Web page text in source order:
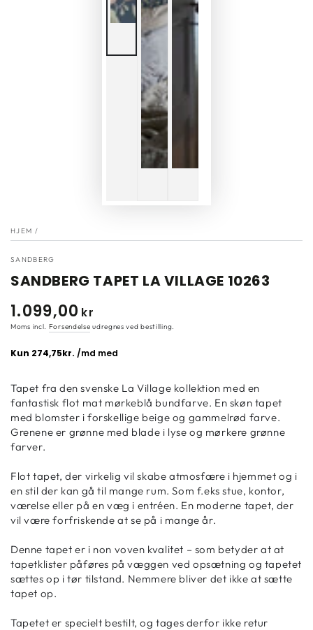
HJEM /
SANDBERG
SANDBERG TAPET LA VILLAGE 10263
Normal
pris
1.099,00 kr
Moms incl. Forsendelse udregnes ved bestilling.
Tapet fra den svenske La Village kollektion med en
fantastisk flot mat mørkeblå bundfarve. En skøn tapet
med blomster i forskellige beige og gammelrød farve.
Grenene er grønne med blade i lyse og mørkere grønne
farver.
Flot tapet, der virkelig vil skabe atmosfære i hjemmet og i
en stil der kan gå til mange rum. Som f.eks stue, kontor,
værelse eller på en væg i entréen. En moderne tapet, der
vil være forfriskende at se på i mange år.
Denne tapet er i non voven kvalitet – som betyder at at
tapetklister påføres på væggen ved opsætning og tapetet
sættes op i tør tilstand. Nemmere bliver det ikke at sætte
tapet op.
Tapetet er specielt bestilt, og tages derfor ikke retur